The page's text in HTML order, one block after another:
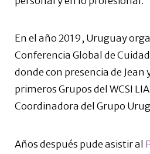
En el año 2019, Uruguay
Conferencia Global de
donde con presencia de Jean
primeros Grupos del WCSI
Coordinadora del Grupo
Años después pude asistir al